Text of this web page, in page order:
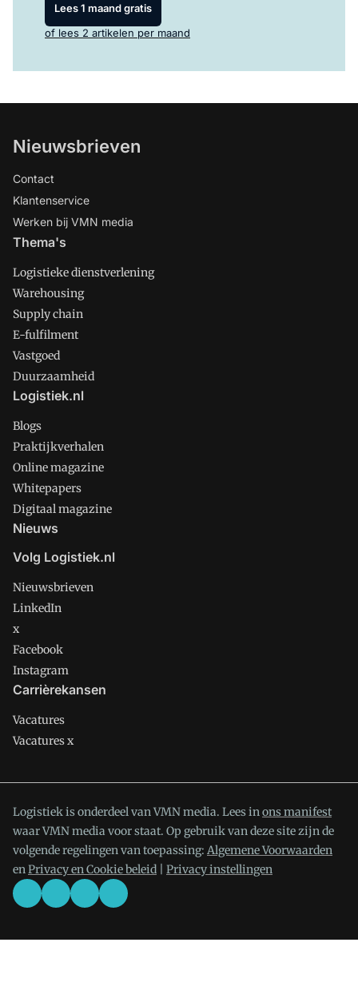
Lees 1 maand gratis
of lees 2 artikelen per maand
Nieuwsbrieven
Contact
Klantenservice
Werken bij VMN media
Thema's
Logistieke dienstverlening
Warehousing
Supply chain
E-fulfilment
Vastgoed
Duurzaamheid
Logistiek.nl
Blogs
Praktijkverhalen
Online magazine
Whitepapers
Digitaal magazine
Nieuws
Volg Logistiek.nl
Nieuwsbrieven
LinkedIn
x
Facebook
Instagram
Carrièrekansen
Vacatures
Vacatures x
Logistiek is onderdeel van VMN media. Lees inons manifest
waar VMN media voor staat. Op gebruik van deze site zijn de
volgende regelingen van toepassing: Algemene Voorwaarden
enPrivacy en Cookie beleid Privacy instellingen